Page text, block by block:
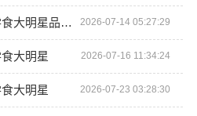
最新高端海苔连锁店，零食大明星品质保障 2026-07-14 05:27:29
大明星 2026-07-16 11:34:24
大明星 2026-07-23 03:28:30